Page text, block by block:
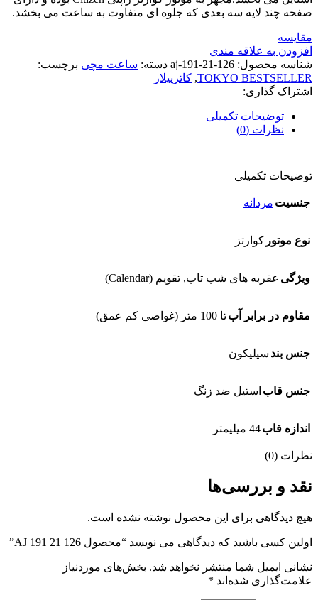
صفحه چند لایه سه بعدی که جلوه ای متفاوت به ساعت می بخشد.
مقایسه
افزودن به علاقه مندی
شناسه محصول: aj-191-21-126 دسته: ساعت مچی برچسب:
TOKYO BESTSELLER
, کاترپیلار
اشتراک گذاری:
توضیحات تکمیلی
نظرات (0)
توضیحات تکمیلی
جنسیت مردانه
نوع موتور کوارتز
ویژگی عقربه های شب تاب, تقویم (Calendar)
مقاوم در برابر آبتا 100 متر (غواصی کم عمق)
جنس بند سیلیکون
جنس قاب استیل ضد زنگ
اندازه قاب44 میلیمتر
نظرات (0)
نقد و بررسی‌ها
هیچ دیدگاهی برای این محصول نوشته نشده است.
اولین کسی باشید که دیدگاهی می نویسد “محصول AJ 191 21 126”
نشانی ایمیل شما منتشر نخواهد شد. بخش‌های موردنیاز
علامت‌گذاری شده‌اند *